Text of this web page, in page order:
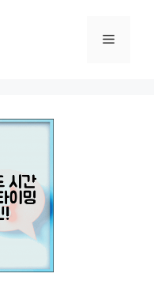
메